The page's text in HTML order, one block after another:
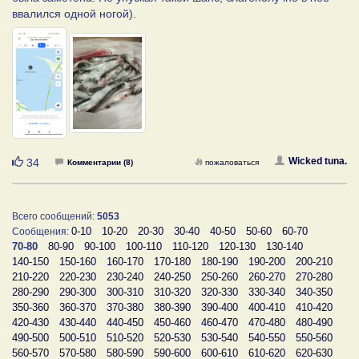
ввалился одной ногой).
Нравится
34 Комментарии (8) Wicked tuna.
пожаловаться
Всего сообщений: 5053
Сообщения: 0-10 10-20 20-30 30-40 40-50 50-60
60-70
70-80
80-90 90-100 100-110 110-120 120-130
130-140
140-150
150-160 160-170 170-180 180-190 190-200
200-210
210-220
220-230 230-240 240-250 250-260 260-270
270-280
280-290
290-300 300-310 310-320 320-330 330-340
340-350
350-360
360-370 370-380 380-390 390-400 400-410
410-420
420-430
430-440 440-450 450-460 460-470 470-480
480-490
490-500
500-510 510-520 520-530 530-540 540-550
550-560
560-570
570-580 580-590 590-600 600-610 610-620 620-630